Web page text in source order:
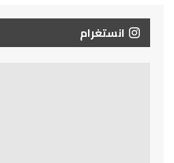
انستغرام